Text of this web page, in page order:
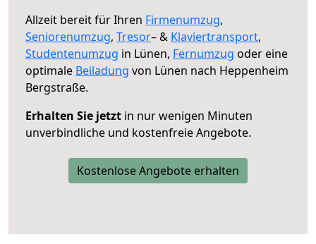
Allzeit bereit für Ihren Firmenumzug,
Seniorenumzug, Tresor– & Klaviertransport,
Studentenumzug in Lünen, Fernumzug oder eine
optimale Beiladung von Lünen nach Heppenheim
Bergstraße.
Erhalten Sie jetzt in nur wenigen Minuten
unverbindliche und kostenfreie Angebote.
Kostenlose Angebote erhalten